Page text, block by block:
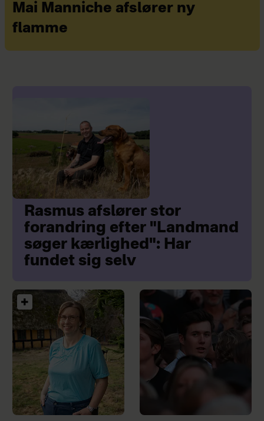
Mai Manniche afslører ny
flamme
Rasmus afslører stor
forandring efter "Landmand
søger kærlighed": Har
fundet sig selv